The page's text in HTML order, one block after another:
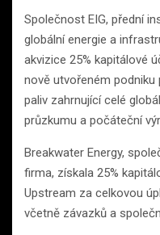
Společnost EIG, přední
globální energie a
akvizice 25% kapitálové
nově utvořeném podniku
paliv zahrnující celé
průzkumu a počáteční
Breakwater Energy,
firma, získala 25%
Upstream za celkovou
včetně závazků a